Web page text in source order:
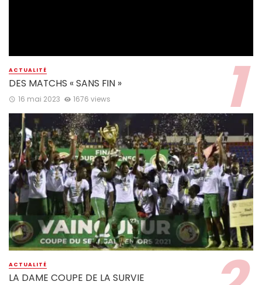
ACTUALITÉ
DES MATCHS « SANS FIN »
16 mai 2023 1676 views
ACTUALITÉ
LA DAME COUPE DE LA SURVIE